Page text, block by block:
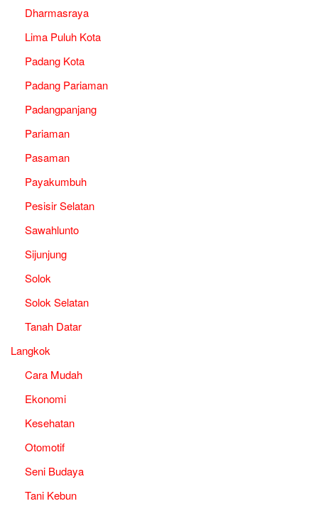
Dharmasraya
Lima Puluh Kota
Padang Kota
Padang Pariaman
Padangpanjang
Pariaman
Pasaman
Payakumbuh
Pesisir Selatan
Sawahlunto
Sijunjung
Solok
Solok Selatan
Tanah Datar
Langkok
Cara Mudah
Ekonomi
Kesehatan
Otomotif
Seni Budaya
Tani Kebun